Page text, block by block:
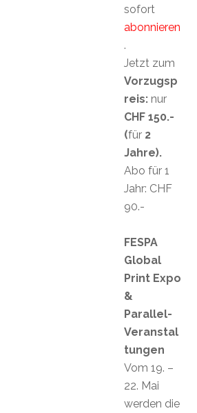
sofort
abonnieren
.
Jetzt zum
Vorzugsp
reis: nur
CHF 150.-
(für 2
Jahre).
Abo für 1
Jahr: CHF
90.-
FESPA
Global
Print Expo
&
Parallel-
Veranstal
tungen
Vom 19. –
22. Mai
werden die